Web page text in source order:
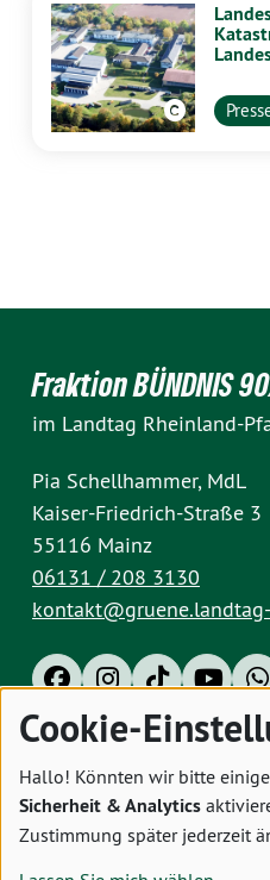
Fraktion BÜNDNIS
im Landtag Rheinland-
Pia Schellhammer, MdL
Kaiser-Friedrich-Straße 3
55116 Mainz
06131 / 208 3130
Impressum
Cookie-
Hallo! Könnten wir bitte
Sicherheit & Analytics
Zustimmung später jederzeit